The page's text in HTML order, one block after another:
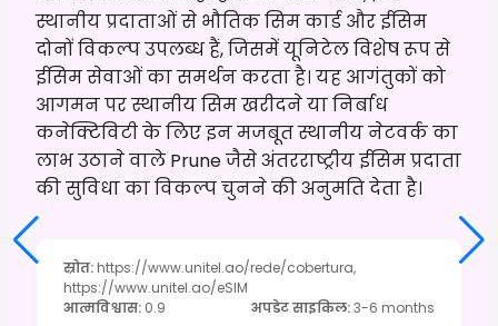
स्थानीय प्रदाताओं से भौतिक सिम कार्ड और ईसिम
दोनों विकल्प उपलब्ध हैं, जिसमें यूनिटेल विशेष रूप से
ईसिम सेवाओं का समर्थन करता है। यह आगंतुकों को
आगमन पर स्थानीय सिम खरीदने या निर्बाध
कनेक्टिविटी के लिए इन मजबूत स्थानीय नेटवर्क का
लाभ उठाने वाले Prune जैसे अंतरराष्ट्रीय ईसिम प्रदाता
की सुविधा का विकल्प चुनने की अनुमति देता है।
स्रोत: https://www.unitel.ao/rede/cobertura,
https://www.unitel.ao/eSIM
आत्मविश्वास: 0.9 अपडेट साइकिल:3-6 months